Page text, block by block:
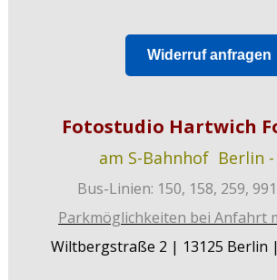
Widerruf anfragen
Fotostudio Hartwich
am S-Bahnhof Berlin -
Bus-Linien: 150, 158, 259,
Parkmöglichkeiten bei Anfahrt
Wiltbergstraße 2 | 13125 Berlin